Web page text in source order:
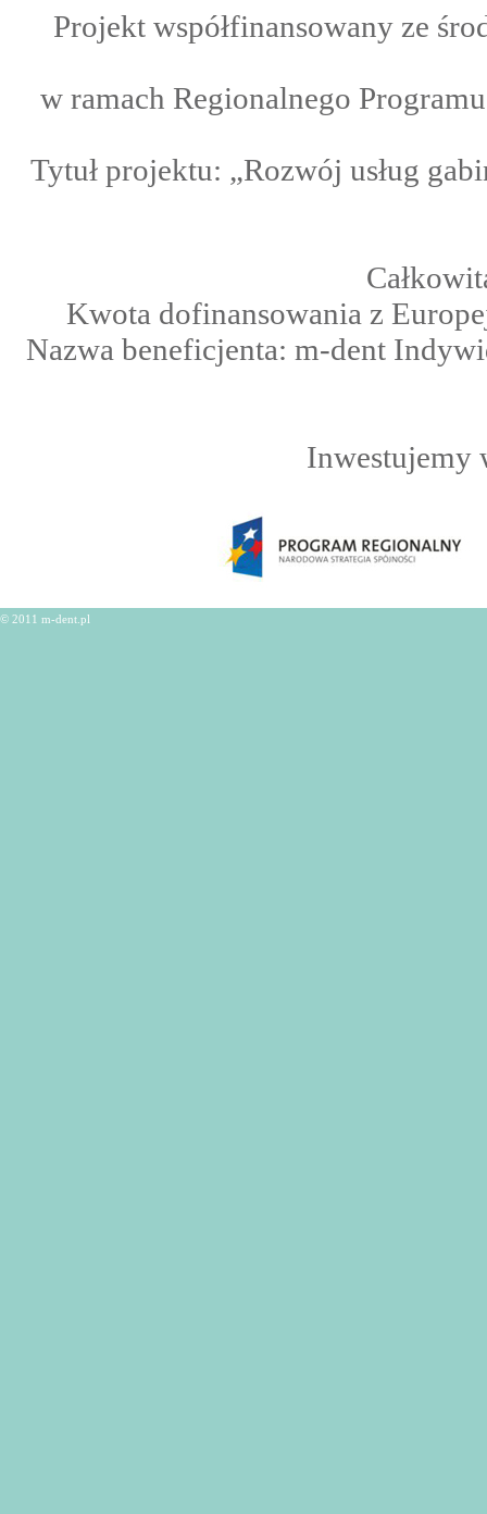
Projekt współfinansowany ze
w ramach Regionalnego
Tytuł projektu: „Rozwój usług
Kwota dofinansowania z
Nazwa beneficjenta: m-dent
Inwestujemy
© 2011 m-dent.pl